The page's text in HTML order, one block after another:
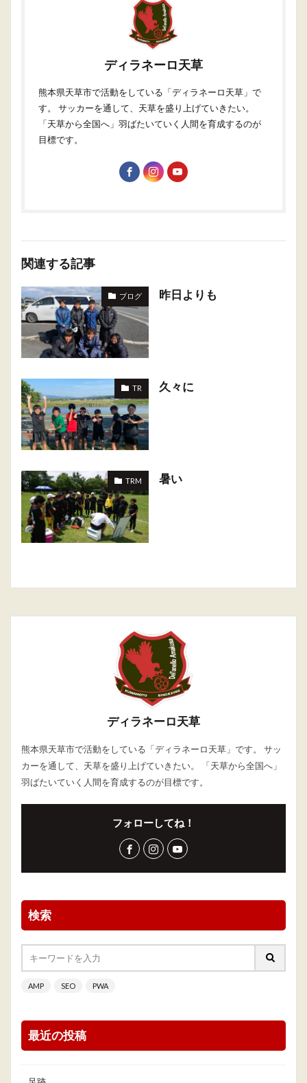
ディラネーロ天草
熊本県天草市で活動をしている「ディラネーロ天草」で
す。 サッカーを通して、天草を盛り上げていきたい。
「天草から全国へ」羽ばたいていく人間を育成するのが
目標です。
関連する記事
ブログ 昨日よりも
TR 久々に
TRM 暑い
ディラネーロ天草
熊本県天草市で活動をしている「ディラネーロ天草」です。 サッ
カーを通して、天草を盛り上げていきたい。 「天草から全国へ」
羽ばたいていく人間を育成するのが目標です。
フォローしてね！
検索
AMP SEO PWA
最近の投稿